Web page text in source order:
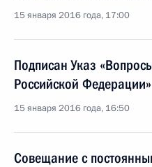
15 января 2016 года, 17:00
Подписан Указ
Российской Федерации»
15 января 2016 года, 16:50
Совещание с